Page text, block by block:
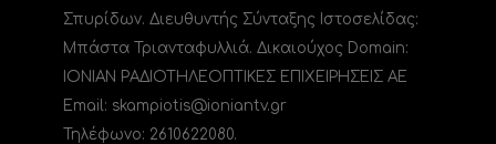
Σπυρίδων. Διευθυντής Σύνταξης Ιστοσελίδας:
Μπάστα Τριανταφυλλιά. Δικαιούχος Domain:
ΙΟΝΙΑΝ ΡΑΔΙΟΤΗΛΕΟΠΤΙΚΕΣ ΕΠΙΧΕΙΡΗΣΕΙΣ ΑΕ
Email: skampiotis@ioniantv.gr
Τηλέφωνο: 2610622080.